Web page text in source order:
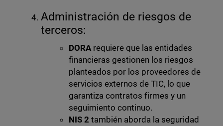
Administración de riesgos de
terceros:
DORArequiere que las entidades
financieras gestionen los riesgos
planteados por los proveedores de
servicios externos de TIC, lo que
garantiza contratos firmes y un
seguimiento continuo.
NIS 2 también aborda la seguridad